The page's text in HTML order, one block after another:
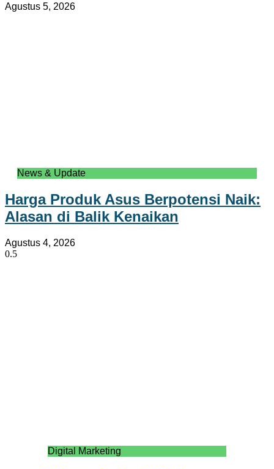
Agustus 5, 2026
News & Update
Harga Produk Asus Berpotensi Naik:
Alasan di Balik Kenaikan
Agustus 4, 2026
Digital Marketing